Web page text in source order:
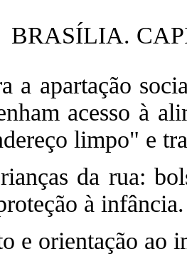
BRASÍLIA.
a apartação
acesso à
limpo" e
da rua:
à infância.
e orientação ao